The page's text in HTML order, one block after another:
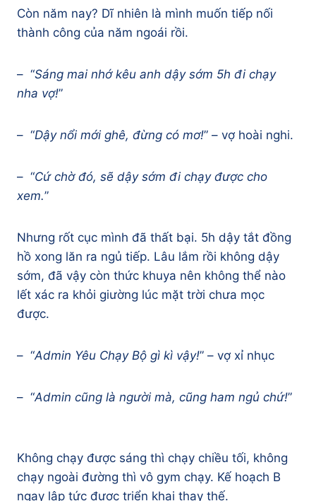
Còn năm nay? Dĩ nhiên là mình muốn tiếp nối
thành công của năm ngoái rồi.
– “Sáng mai nhớ kêu anh dậy sớm 5h đi chạy
nha vợ!”
– “Dậy nổi mới ghê, đừng có mơ!” – vợ hoài nghi.
– “Cứ chờ đó, sẽ dậy sớm đi chạy được cho
xem.”
Nhưng rốt cục mình đã thất bại. 5h dậy tắt đồng
hồ xong lăn ra ngủ tiếp. Lâu lắm rồi không dậy
sớm, đã vậy còn thức khuya nên không thể nào
lết xác ra khỏi giường lúc mặt trời chưa mọc
được.
– “Admin Yêu Chạy Bộ gì kì vậy!” – vợ xỉ nhục
– “Admin cũng là người mà, cũng ham ngủ chứ!”
Không chạy được sáng thì chạy chiều tối, không
chạy ngoài đường thì vô gym chạy. Kế hoạch B
ngay lập tức được triển khai thay thế.